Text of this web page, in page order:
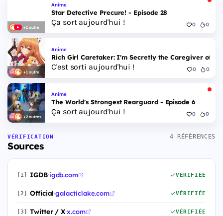
+1 autre
Anime
Star Detective Precure! - Episode 28
Ça sort aujourd'hui ! 0 0
+1 autre
Anime
Rich Girl Caretaker: I'm Secretly the Caregiver of
C'est sorti aujourd'hui ! 0 0
+2 autres
Anime
The World's Strongest Rearguard - Episode 6
Ça sort aujourd'hui ! 0 0
VÉRIFICATION
Sources
4 RÉFÉRENCES
[1] IGDB·igdb.com VÉRIFIÉE
[2] Official·galacticlake.com VÉRIFIÉE
[3] Twitter / X·x.com VÉRIFIÉE